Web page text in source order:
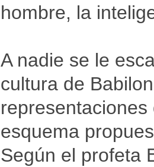
hombre, la
A nadie se le
cultura de
esquema
Según el profeta